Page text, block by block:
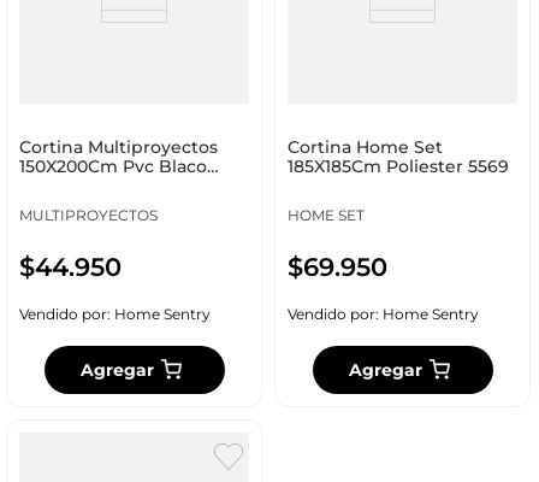
Cortina Multiproyectos
150X200Cm Pvc Blaco
MULTIPROYECTOS
$44.950
Vendido por: Home Sentry
Agregar
Cortina Home Set
185X185Cm Poliester 5569
HOME SET
$69.950
Vendido por: Home Sentry
Agregar